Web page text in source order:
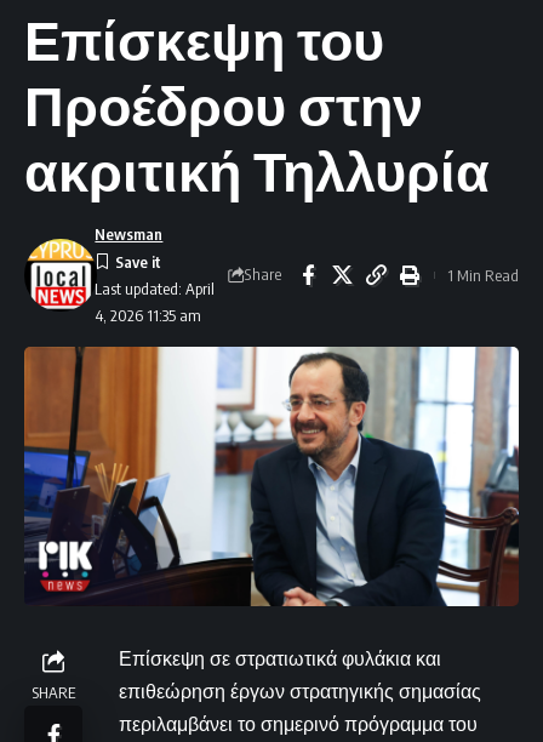
Επίσκεψη του
Προέδρου στην
ακριτική Τηλλυρία
Last updated: April
4, 2026 11:35 am
Newsman
Share 1 Min Read
SHARE
Επίσκεψη σε στρατιωτικά φυλάκια και
επιθεώρηση έργων στρατηγικής σημασίας
περιλαμβάνει το σημερινό πρόγραμμα του